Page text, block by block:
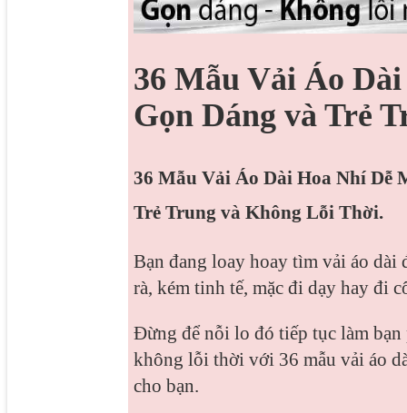
36 Mẫu Vải Áo
Gọn Dáng và Trẻ
36 Mẫu Vải Áo Dài Hoa Nhí Dễ
Trẻ Trung và Không Lỗi Thời.
Bạn đang loay hoay tìm vải áo dài
rà, kém tinh tế, mặc đi dạy hay đi
Đừng để nỗi lo đó tiếp tục làm
không lỗi thời với 36 mẫu vải áo
cho bạn.